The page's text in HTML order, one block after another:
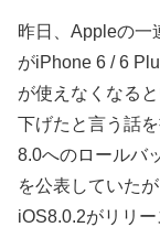
昨日、Appleの一
がiPhone 6 / 6
が使えなくなる
下げたと言う話
8.0へのロールバ
を公表していた
iOS8.0.2がリリ